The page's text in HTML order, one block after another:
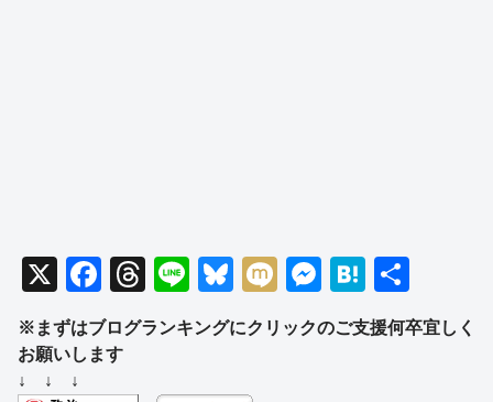
X
F
a
c
T
hr
e
Li
n
e
Bl
e
M
ixi
M
ss
H
at
e
有
※まずはブログランキングにクリックのご支援何卒宜しく
お願いします
↓ ↓ ↓